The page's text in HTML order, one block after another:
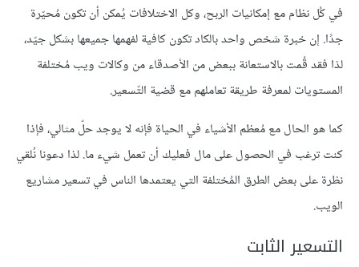
في كُل نظام مع إمكانيات الربح، وكل الاختلافات يُمكن أن تكون مُحيّرة
جدًا. إن خبرة شخص واحد بالكاد تكون كافية لفهمها جميعها بشكل جيّد،
لذا فقد قُمت بالاستعانة ببعض من الأصدقاء من وكالات ويب مُختلفة
المستويات لمعرفة طريقة تعاملهم مع قضية التّسعير.
كما هو الحال مع مُعظم الأشياء في الحياة فإنه لا يوجد حلّ مثالي، فإذا
كنت ترغب في الحصول على مال فعليك أن تعمل شيء ما. لذا دعونا نُلقي
نظرة على بعض الطرق المُختلفة التي يعتمدها الناس في تسعير مشاريع
الويب.
التسعير الثابت